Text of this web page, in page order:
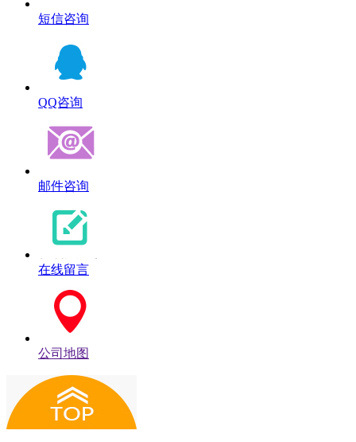
短信咨询
QQ咨询
邮件咨询
在线留言
公司地图